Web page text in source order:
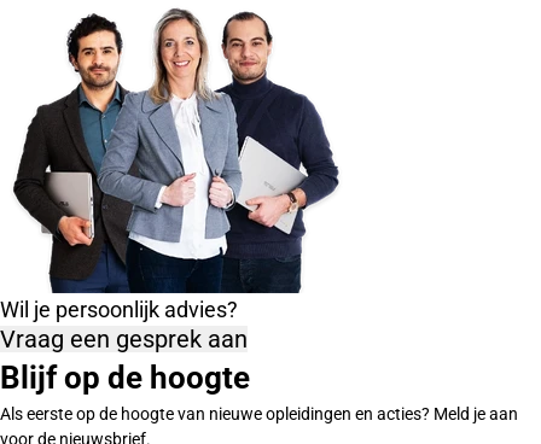
Wil je persoonlijk advies?
Vraag een gesprek aan
Blijf op de hoogte
Als eerste op de hoogte van nieuwe opleidingen en acties? Meld je aan
voor de nieuwsbrief.